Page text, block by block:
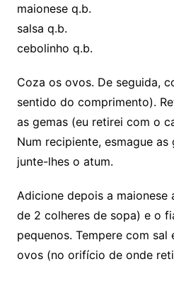
maionese q.b.
salsa q.b.
cebolinho q.b.
Coza os ovos. De seguida,
sentido do comprimento).
as gemas (eu retirei com o
Num recipiente, esmague
junte-lhes o atum.
Adicione depois a
de 2 colheres de sopa) e o
pequenos. Tempere com sal
ovos (no orifício de onde